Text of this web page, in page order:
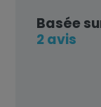
Basée
2 avis